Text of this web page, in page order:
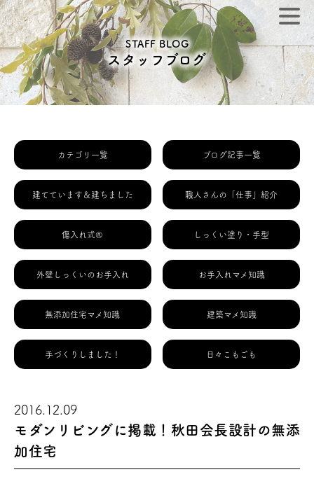
STAFF BLOG
スタッフブログ
カテゴリ一覧 ブログ記事一覧
建てています＆建ちました 職人さんの「仕事」紹介
傷入れ式® しっくい塗り・手型
外壁しっくいのお手入れ お手入れマメ知識
無添加住宅マメ知識 建築マメ知識
手づくりしました！ 日々こもごも
2016.12.09
モダンリビングに掲載！秋田会長設計の無添
加住宅